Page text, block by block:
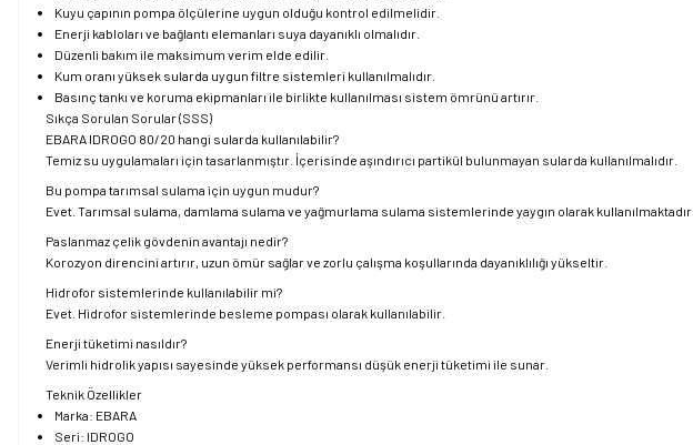
Kuyu çapının pompa ölçülerine uygun olduğu kontrol edilmelidir.
Enerji kabloları ve bağlantı elemanları suya dayanıklı olmalıdır.
Düzenli bakım ile maksimum verim elde edilir.
Kum oranı yüksek sularda uygun filtre sistemleri kullanılmalıdır.
Basınç tankı ve koruma ekipmanları ile birlikte kullanılması sistem ömrünü artırır.
Sıkça Sorulan Sorular (SSS)
EBARA IDROGO 80/20 hangi sularda kullanılabilir?
Temiz su uygulamaları için tasarlanmıştır. İçerisinde aşındırıcı partikül bulunmayan sularda kullanılmalıdır.
Bu pompa tarımsal sulama için uygun mudur?
Evet. Tarımsal sulama, damlama sulama ve yağmurlama sulama sistemlerinde yaygın olarak kullanılmaktadır.
Paslanmaz çelik gövdenin avantajı nedir?
Korozyon direncini artırır, uzun ömür sağlar ve zorlu çalışma koşullarında dayanıklılığı yükseltir.
Hidrofor sistemlerinde kullanılabilir mi?
Evet. Hidrofor sistemlerinde besleme pompası olarak kullanılabilir.
Enerji tüketimi nasıldır?
Verimli hidrolik yapısı sayesinde yüksek performansı düşük enerji tüketimi ile sunar.
Teknik Özellikler
Marka: EBARA
Seri: IDROGO